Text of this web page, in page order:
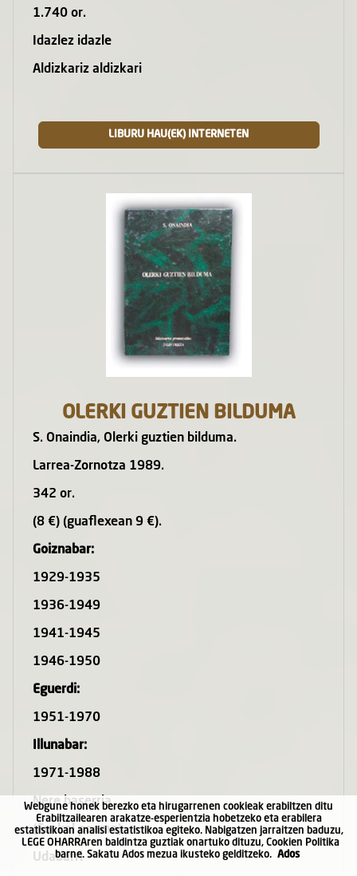
1.740 or.
Idazlez idazle
Aldizkariz aldizkari
LIBURU HAU(EK) INTERNETEN
OLERKI GUZTIEN BILDUMA
S. Onaindia, Olerki guztien bilduma.
Larrea-Zornotza 1989.
342 or.
(8 €) (guaflexean 9 €).
Goiznabar:
1929-1935
1936-1949
1941-1945
1946-1950
Eguerdi:
1951-1970
Illunabar:
1971-1988
Nere baserria
(Euskal poema)
Udabarri
Webgune honek berezko eta hirugarrenen cookieak erabiltzen ditu
Erabiltzailearen arakatze-esperientzia hobetzeko eta erabilera
estatistikoan analisi estatistikoa egiteko. Nabigatzen jarraitzen baduzu,
LEGE OHARRAren baldintza guztiak onartuko dituzu, Cookien Politika
barne. Sakatu Ados mezua ikusteko gelditzeko. Ados